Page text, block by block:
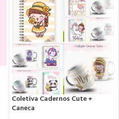
Coletiva Cadernos Cute +
Caneca